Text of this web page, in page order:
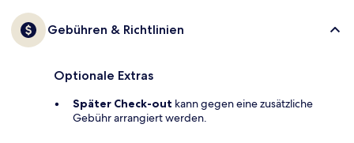
Gebühren & Richtlinien
Optionale Extras
Später Check-out kann gegen eine zusätzliche
Gebühr arrangiert werden.